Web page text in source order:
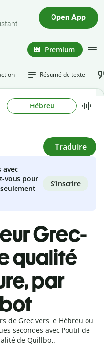
Open App
Premium
Résumé de texte
Hébreu
Traduire
avec
vous pour
S’inscrire
Grec-
qualité
par
de Grec vers le Hébreu ou
secondes avec l'outil de
de Quillbot.